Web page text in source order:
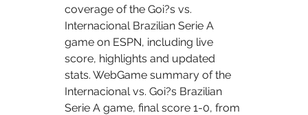
coverage of the Goi?s vs.
Internacional Brazilian Serie A
game on ESPN, including live
score, highlights and updated
stats. WebGame summary of the
Internacional vs. Goi?s Brazilian
Serie A game, final score 1-0, from